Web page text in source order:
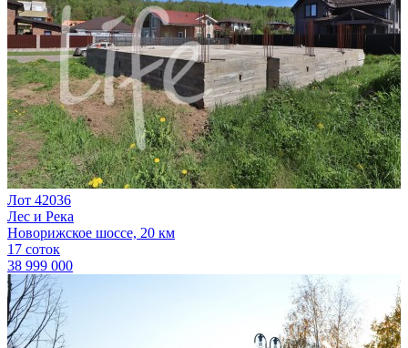
Лот 42036
Лес и Река
Новорижское шоссе, 20 км
17 соток
38 999 000